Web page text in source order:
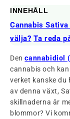
INNEHÅLL
Cannabis
välja? Ta reda
Dencannabidiol
cannabis och
verket kanske
av denna växt,
skillnaderna är
blommor? Vi